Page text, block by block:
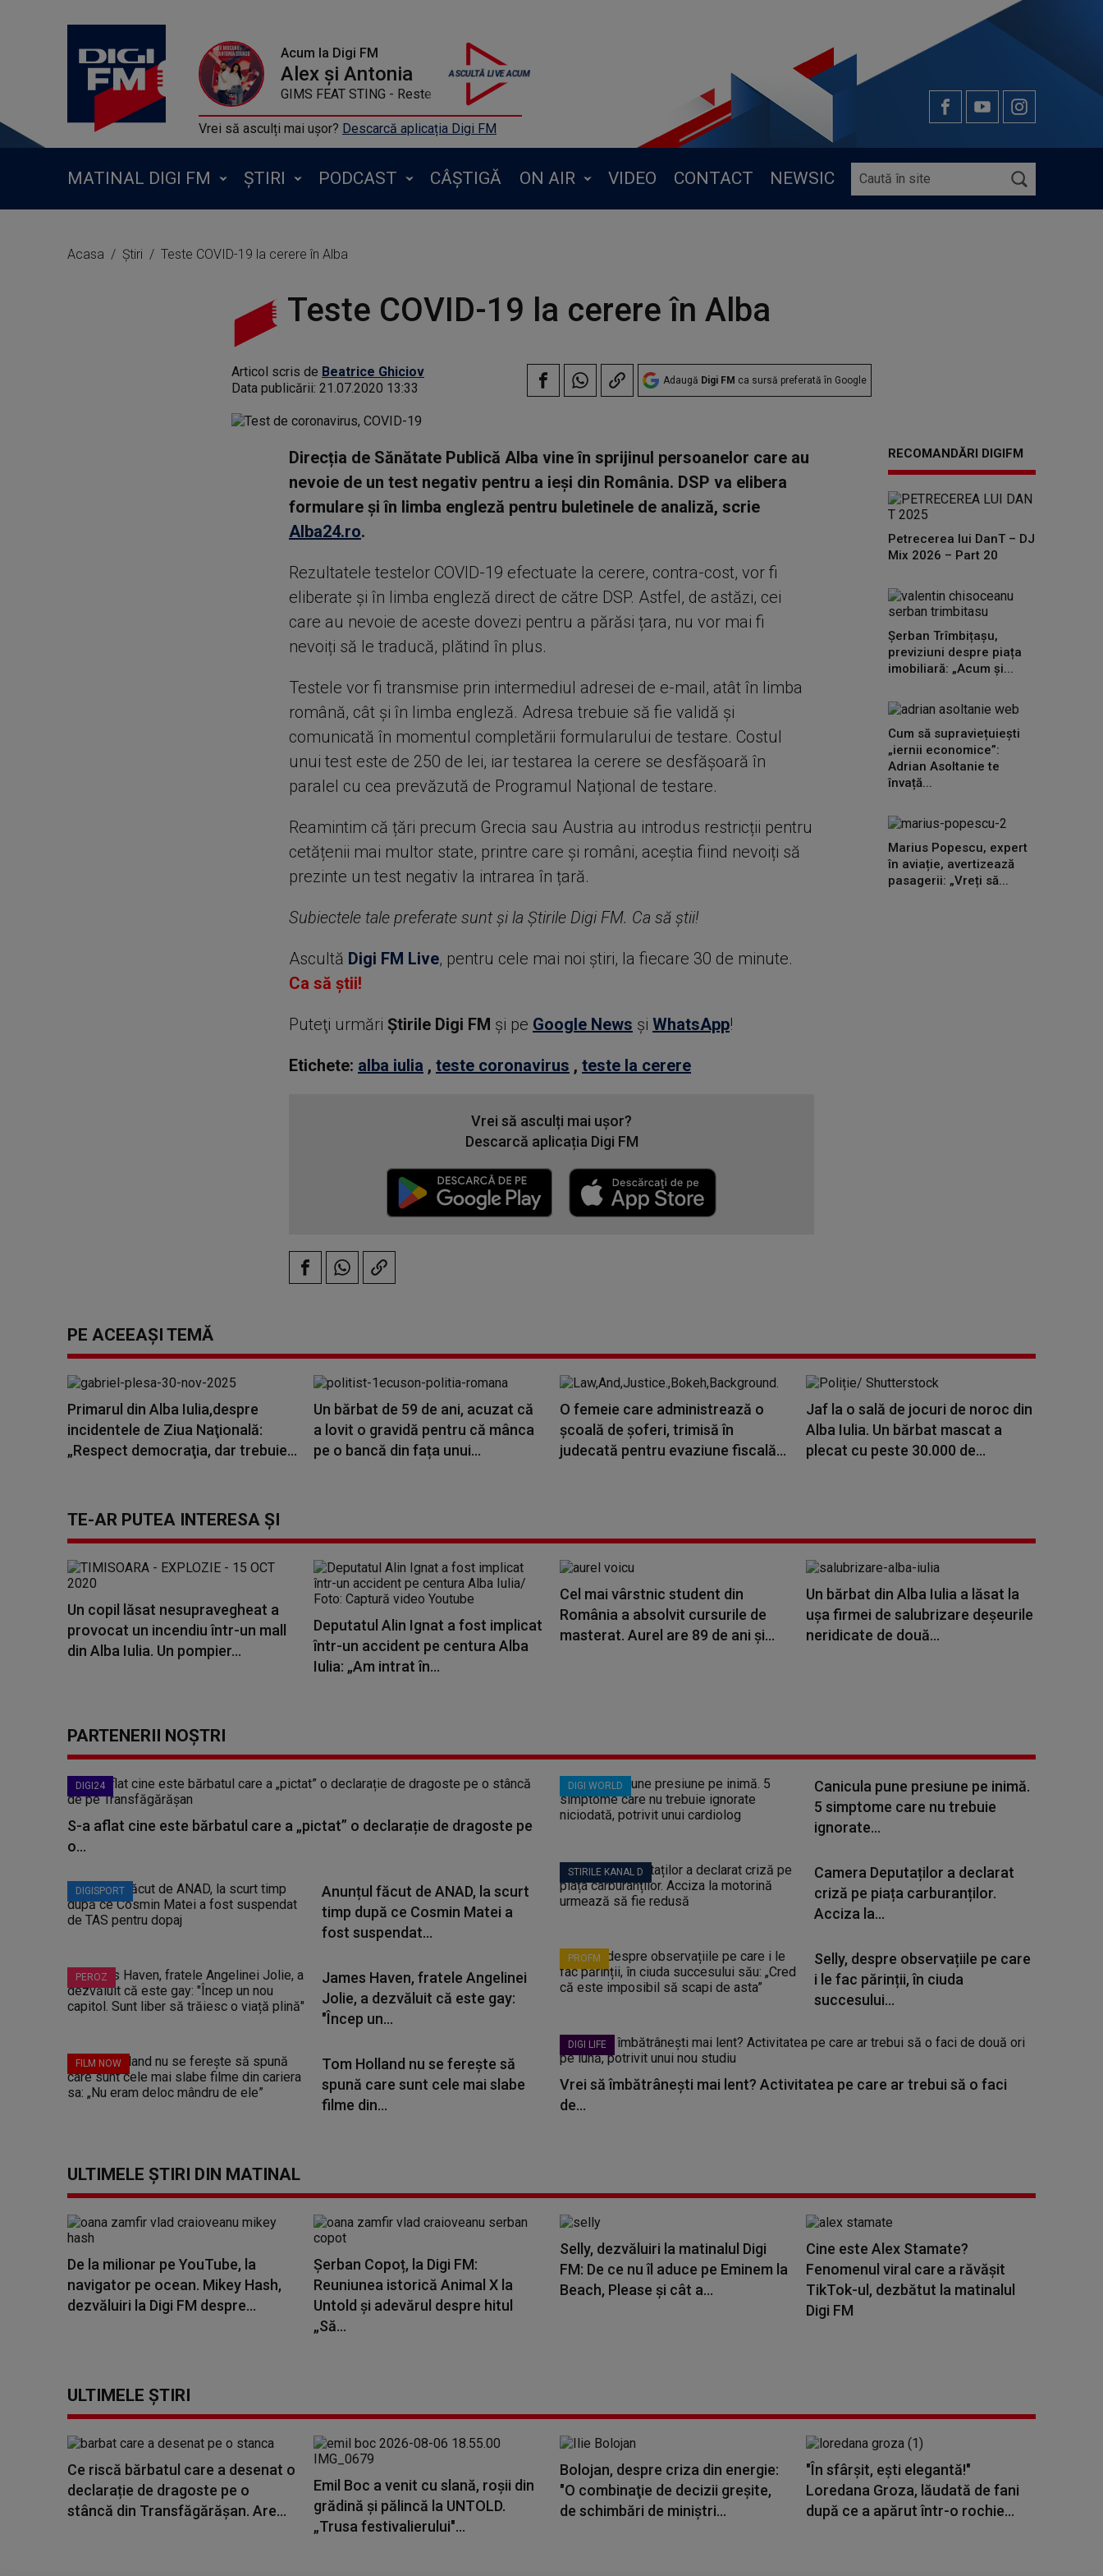
Acum la Digi FM
Alex și Antonia
GIMS FEAT STING - Reste
Vrei să asculți mai ușor? Descarcă aplicația Digi FM
MATINAL DIGI FM ȘTIRI PODCAST CÂȘTIGĂ ON AIR VIDEO CONTACT NEWSIC
Acasa Știri Teste COVID-19 la cerere în Alba
Teste COVID-19 la cerere în Alba
Articol scris de Beatrice Ghiciov
Data publicării: 21.07.2020 13:33 Adaugă Digi FM ca sursă preferată în Google
Direcția de Sănătate Publică Alba vine în sprijinul persoanelor care au
nevoie de un test negativ pentru a ieși din România. DSP va elibera
formulare și în limba engleză pentru buletinele de analiză, scrie
Alba24.ro.
Rezultatele testelor COVID-19 efectuate la cerere, contra-cost, vor fi
eliberate și în limba engleză direct de către DSP. Astfel, de astăzi, cei
care au nevoie de aceste dovezi pentru a părăsi țara, nu vor mai fi
nevoiți să le traducă, plătind în plus.
Testele vor fi transmise prin intermediul adresei de e-mail, atât în limba
română, cât și în limba engleză. Adresa trebuie să fie validă și
comunicată în momentul completării formularului de testare. Costul
unui test este de 250 de lei, iar testarea la cerere se desfășoară în
paralel cu cea prevăzută de Programul Național de testare.
Reamintim că țări precum Grecia sau Austria au introdus restricții pentru
cetățenii mai multor state, printre care și români, aceștia fiind nevoiți să
prezinte un test negativ la intrarea în țară.
Subiectele tale preferate sunt și la Știrile Digi FM. Ca să știi!
Ascultă Digi FM Live, pentru cele mai noi știri, la fiecare 30 de minute.
Ca să știi!
Puteţi urmări Știrile Digi FM şi pe Google News şi WhatsApp!
Etichete: alba iulia , teste coronavirus , teste la cerere
Vrei să asculți mai ușor?
Descarcă aplicația Digi FM
RECOMANDĂRI DIGIFM
Petrecerea lui DanT – DJ
Mix 2026 – Part 20
Șerban Trîmbițașu,
previziuni despre piața
imobiliară: „Acum și...
Cum să supraviețuiești
„iernii economice”:
Adrian Asoltanie te
învață...
Marius Popescu, expert
în aviație, avertizează
pasagerii: „Vreți să...
PE ACEEAȘI TEMĂ
Primarul din Alba Iulia,despre
incidentele de Ziua Naţională:
„Respect democraţia, dar trebuie...
Un bărbat de 59 de ani, acuzat că
a lovit o gravidă pentru că mânca
pe o bancă din fața unui...
O femeie care administrează o
şcoală de şoferi, trimisă în
judecată pentru evaziune fiscală...
Jaf la o sală de jocuri de noroc din
Alba Iulia. Un bărbat mascat a
plecat cu peste 30.000 de...
TE-AR PUTEA INTERESA ȘI
Un copil lăsat nesupravegheat a
provocat un incendiu într-un mall
din Alba Iulia. Un pompier...
Deputatul Alin Ignat a fost implicat
într-un accident pe centura Alba
Iulia: „Am intrat în...
Cel mai vârstnic student din
România a absolvit cursurile de
masterat. Aurel are 89 de ani și...
Un bărbat din Alba Iulia a lăsat la
ușa firmei de salubrizare deșeurile
neridicate de două...
PARTENERII NOȘTRI
DIGI24
S-a aflat cine este bărbatul care a „pictat” o declarație de dragoste pe
o...
DIGISPORT
Anunțul făcut de ANAD, la scurt
timp după ce Cosmin Matei a
fost suspendat...
PEROZ
James Haven, fratele Angelinei
Jolie, a dezvăluit că este gay:
"Încep un...
FILM NOW
Tom Holland nu se ferește să
spună care sunt cele mai slabe
filme din...
DIGI WORLD
Canicula pune presiune pe inimă.
5 simptome care nu trebuie
ignorate...
STIRILE KANAL D
Camera Deputaților a declarat
criză pe piața carburanților.
Acciza la...
PROFM
Selly, despre observațiile pe care
i le fac părinții, în ciuda
succesului...
DIGI LIFE
Vrei să îmbătrânești mai lent? Activitatea pe care ar trebui să o faci
de...
ULTIMELE ȘTIRI DIN MATINAL
De la milionar pe YouTube, la
navigator pe ocean. Mikey Hash,
dezvăluiri la Digi FM despre...
Șerban Copoț, la Digi FM:
Reuniunea istorică Animal X la
Untold și adevărul despre hitul
„Să...
Selly, dezvăluiri la matinalul Digi
FM: De ce nu îl aduce pe Eminem la
Beach, Please și cât a...
Cine este Alex Stamate?
Fenomenul viral care a răvășit
TikTok-ul, dezbătut la matinalul
Digi FM
ULTIMELE ȘTIRI
Ce riscă bărbatul care a desenat o
declarație de dragoste pe o
stâncă din Transfăgărășan. Are...
Emil Boc a venit cu slană, roșii din
grădină și pălincă la UNTOLD.
„Trusa festivalierului"...
Bolojan, despre criza din energie:
"O combinaţie de decizii greşite,
de schimbări de miniştri...
"În sfârșit, ești elegantă!"
Loredana Groza, lăudată de fani
după ce a apărut într-o rochie...